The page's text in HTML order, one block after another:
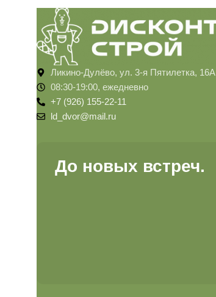
Ликино-Дулёво, ул. 3-я Пятилетка, 16А
08:30-19:00, ежедневно
+7 (926) 155-22-11
ld_dvor@mail.ru
До новых встреч.